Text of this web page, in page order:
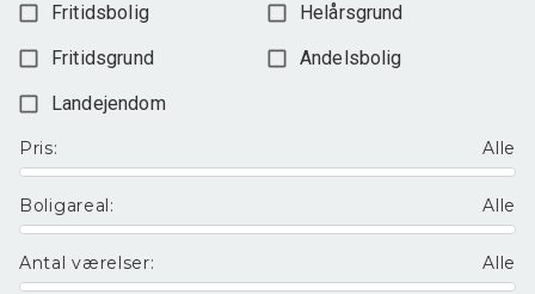
Fritidsbolig
Helårsgrund
Fritidsgrund
Andelsbolig
Landejendom
Pris: Alle
Boligareal: Alle
Antal værelser: Alle